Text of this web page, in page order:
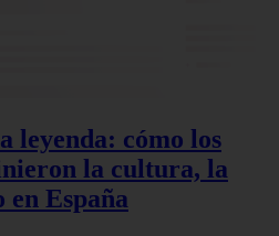
leyenda: cómo los
la cultura, la
España